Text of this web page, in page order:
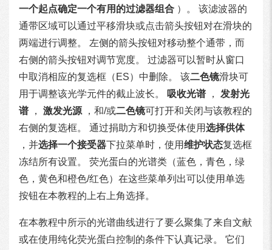
一个起点确定一个有用的过滤器组合 ）。 该滤波器的
通带区域可以通过平移滑块或点击箭头按钮对在滑块的
两端进行调整。 左侧的箭头按钮对移动整个通带，而
右侧的箭头按钮对调节宽度。 过滤器可以暂时从窗口
中取消相应的复选框（ES）中删除。 该二色镜滑块可
用于调整该光学元件的截止波长。
吸收光谱， 发射光
谱， 激发光源 ，和/或二色镜可打开和关闭与该教程的
右侧的复选框。 通过捐助方和切换受体使用选择供体
，并选择一个接受器下拉菜单时，使用维护状态复选框
冻结所有设置。 荧光蛋白的光谱类（蓝色，青色，绿
色，黄色和橙色/红色）在这些菜单列出可以使用单选
按钮在本教程的上右上角选择。
在本教程中所示的光谱曲线进行了要么聚集了来自文献
或在使用纯化荧光蛋白控制的条件下认真记录。 它们